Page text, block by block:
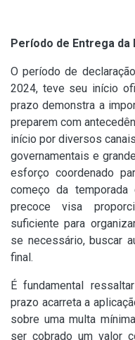
Período de Entrega da
O período de
2024, teve seu início
prazo demonstra a
preparem com
início por diversos
governamentais e
esforço coordenado
começo da temporada
precoce visa
suficiente para
se necessário, buscar
final.
É fundamental
prazo acarreta a
sobre uma multa
ser cobrado um valor